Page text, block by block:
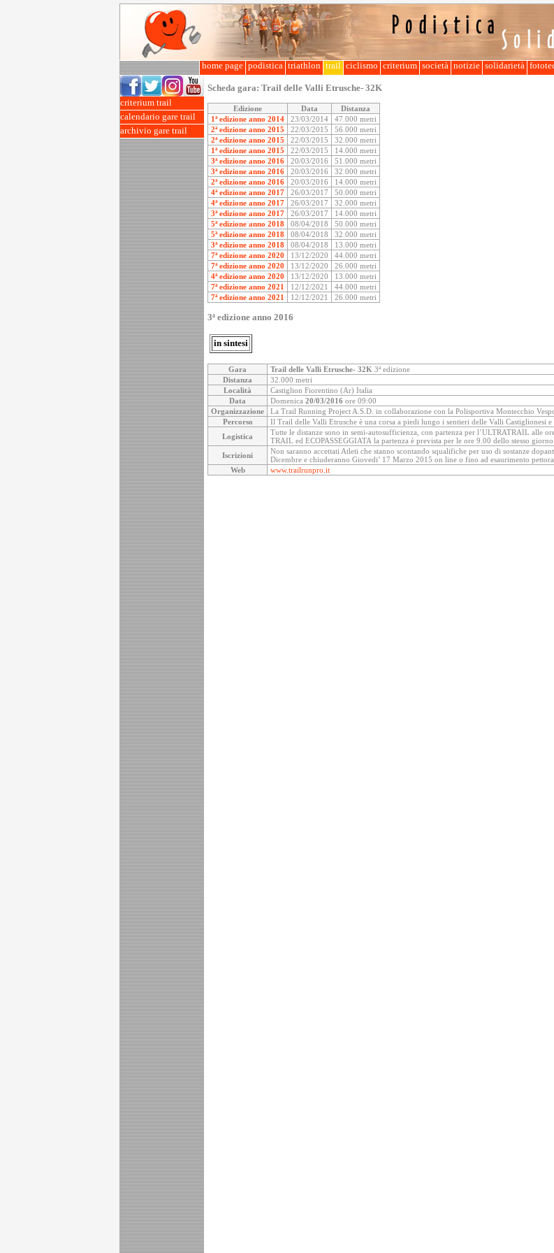
home page podistica triathlon trail ciclismo criterium società notizie solidarietà
criterium trail
calendario gare trail
archivio gare trail
Scheda gara: Trail delle Valli Etrusche- 32K
Edizione Data
Distanza
1ª edizione anno 2014
23/03/2014
47.000 metri
2ª edizione anno 2015
22/03/2015
56.000 metri
2ª edizione anno 2015
22/03/2015
32.000 metri
1ª edizione anno 2015
22/03/2015
14.000 metri
3ª edizione anno 2016
20/03/2016
51.000 metri
3ª edizione anno 2016
20/03/2016
32.000 metri
2ª edizione anno 2016
20/03/2016
14.000 metri
4ª edizione anno 2017
26/03/2017
50.000 metri
4ª edizione anno 2017
26/03/2017
32.000 metri
3ª edizione anno 2017
26/03/2017
14.000 metri
5ª edizione anno 2018
08/04/2018
50.000 metri
5ª edizione anno 2018
08/04/2018
32.000 metri
3ª edizione anno 2018
08/04/2018
13.000 metri
7ª edizione anno 2020
13/12/2020
44.000 metri
7ª edizione anno 2020
13/12/2020
26.000 metri
4ª edizione anno 2020
13/12/2020
13.000 metri
7ª edizione anno 2021
12/12/2021
44.000 metri
7ª edizione anno 2021
12/12/2021 26.000 metri
3ª edizione anno 2016
in sintesi
Gara Trail delle Valli Etrusche- 32K 3ª edizione
Distanza
32.000 metri
Località
Castiglion Fiorentino (Ar) Italia
Data
Domenica 20/03/2016 ore 09:00
Organizzazione
La Trail Running Project A.S.D. in collaborazione con la Polisportiva Montecchio
Percorso
Il Trail delle Valli Etrusche è una corsa a piedi lungo i sentieri delle Valli Castiglionesi e
Logistica
Tutte le distanze sono in semi-autosufficienza, con partenza per l’ULTRATRAIL alle
TRAIL ed ECOPASSEGGIATA la partenza è prevista per le ore 9.00 dello stesso
Iscrizioni
Non saranno accettati Atleti che stanno scontando squalifiche per uso di sostanze
Dicembre e chiuderanno Giovedi’ 17 Marzo 2015 on line o fino ad esaurimento
Web
www.trailrunpro.it